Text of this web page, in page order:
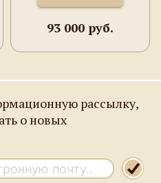
93 000 руб.
рассылку,
о новых